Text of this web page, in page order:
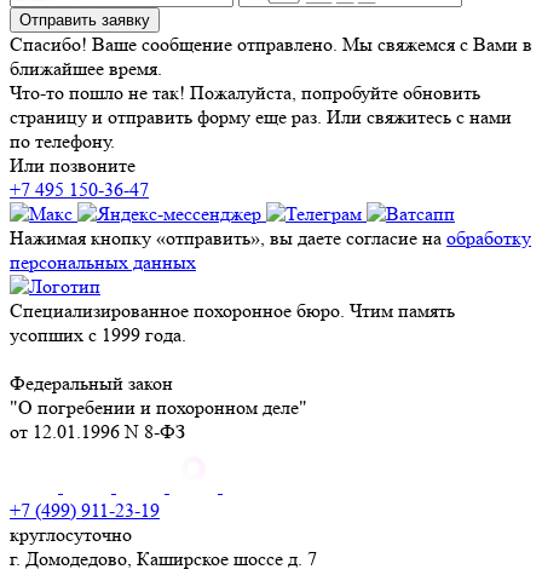
Отправить заявку
Спасибо! Ваше сообщение отправлено. Мы свяжемся с Вами в
ближайшее время.
Что-то пошло не так! Пожалуйста, попробуйте обновить
страницу и отправить форму еще раз. Или свяжитесь с нами
по телефону.
Или позвоните
+7 495 150-36-47
Нажимая кнопку «отправить», вы даете согласие на обработку
персональных данных
Специализированное похоронное бюро. Чтим память
усопших с 1999 года.
Федеральный закон
"О погребении и похоронном деле"
от 12.01.1996 N 8-ФЗ
+7 (499) 911-23-19
круглосуточно
г. Домодедово, Каширское шоссе д. 7